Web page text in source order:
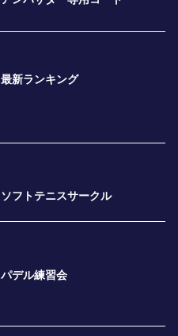
最新ランキング
ソフトテニスサークル
パデル練習会